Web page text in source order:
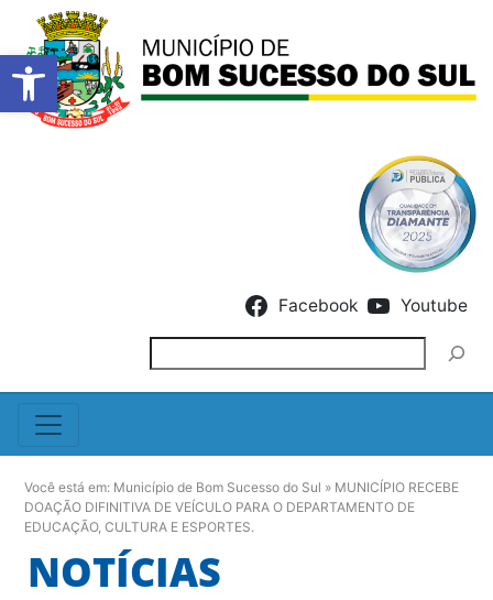
Barra de Ferramentas
Facebook Youtube
Você está em: Município de Bom Sucesso do Sul » MUNICÍPIO RECEBE
DOAÇÃO DIFINITIVA DE VEÍCULO PARA O DEPARTAMENTO DE
EDUCAÇÃO, CULTURA E ESPORTES.
NOTÍCIAS